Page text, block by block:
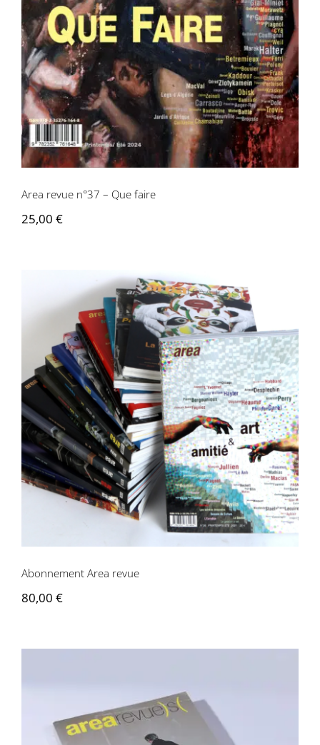
Contactez-nous
Area revue n°37 – Que faire
25,00 €
Abonnement Area revue
Abonnement Area revue
80,00 €